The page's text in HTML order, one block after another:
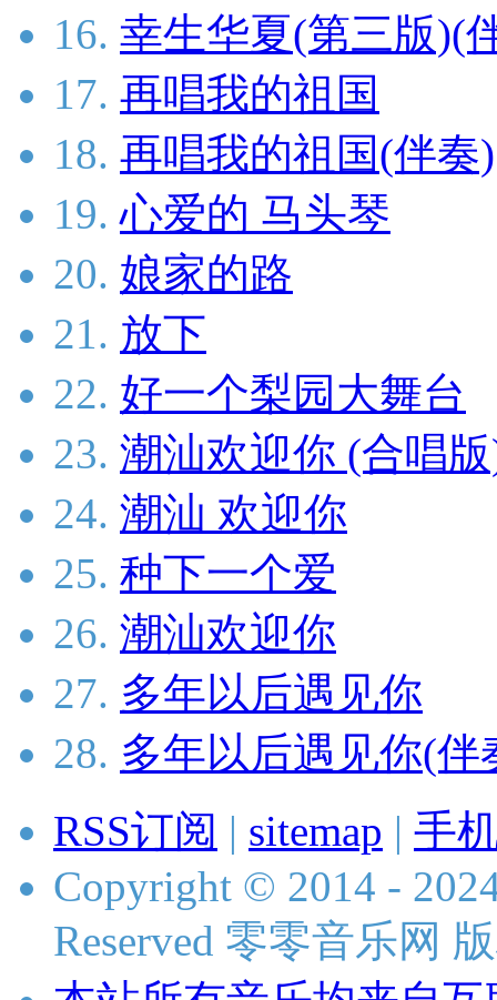
16. 幸生华夏(第三版)(
17. 再唱我的祖国
18. 再唱我的祖国(伴奏)
19. 心爱的 马头琴
20. 娘家的路
21. 放下
22. 好一个梨园大舞台
23. 潮汕欢迎你 (合唱
24. 潮汕 欢迎你
25. 种下一个爱
26. 潮汕欢迎你
27. 多年以后遇见你
28. 多年以后遇见你(伴
RSS订阅 | sitemap | 手
Copyright © 2014 -
Reserved 零零音乐网